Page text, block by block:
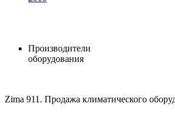
Производители
оборудования
Zima 911. Продажа климатического